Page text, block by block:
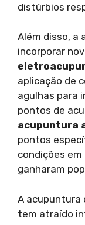
distúrbios
Além disso, a
incorporar
aplicação de
agulhas para
pontos de
acupuntura
pontos
condições
ganharam
A acupuntura
tem atraído